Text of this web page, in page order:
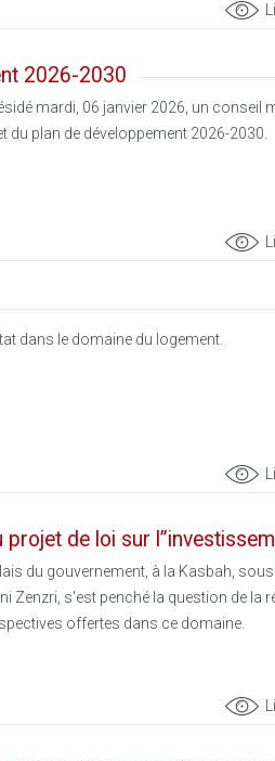
2026-2030
mardi, 06 janvier 2026, un conseil
du plan de développement 2026-2030.
dans le domaine du logement.
de loi sur
du gouvernement, à la Kasbah, sous
Zenzri, s'est penché la question de la
offertes dans ce domaine.